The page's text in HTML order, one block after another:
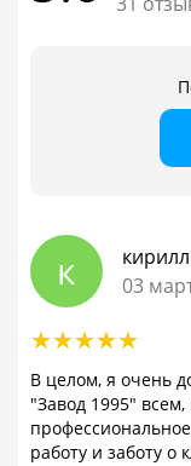
к
кирилл
03
В целом, я очень
"Завод 1995"
работу и заботу о